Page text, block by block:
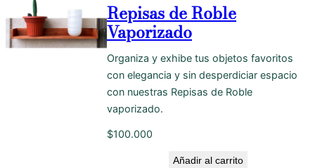
Repisas de Roble
Vaporizado
Organiza y exhibe tus objetos favoritos
con elegancia y sin desperdiciar espacio
con nuestras Repisas de Roble
vaporizado.
$100.000
Añadir al carrito